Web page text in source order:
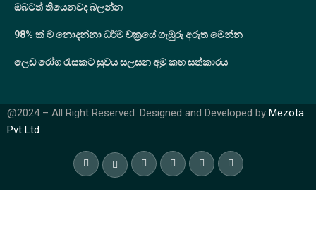
ඔබටත් තියෙනවද බලන්න
98% ක් ම නොදන්නා ධර්ම චක්‍රයේ ගැඹුරු අරුත මෙන්න
ලෙඩ රෝග රැසකට සුවය සලසන අමු කහ සත්කාරය
@2024 – All Right Reserved. Designed and Developed by Mezota
Pvt Ltd